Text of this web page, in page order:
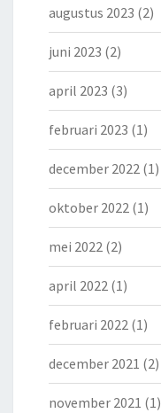
augustus 2023 (2)
juni 2023 (2)
april 2023 (3)
februari 2023 (1)
december 2022 (1)
oktober 2022 (1)
mei 2022 (2)
april 2022 (1)
februari 2022 (1)
december 2021 (2)
november 2021 (1)